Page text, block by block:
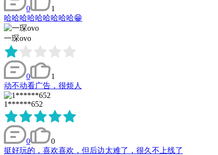
0
1
哈哈哈哈哈哈哈哈哈😁
一琛ovo
0
1
动不动看广告，很烦人
1******652
0
0
挺好玩的，喜欢喜欢，但后边太难了，很久不上线了